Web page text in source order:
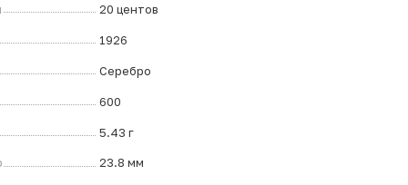
20 центов
1926
Серебро
600
5.43 г
23.8 мм